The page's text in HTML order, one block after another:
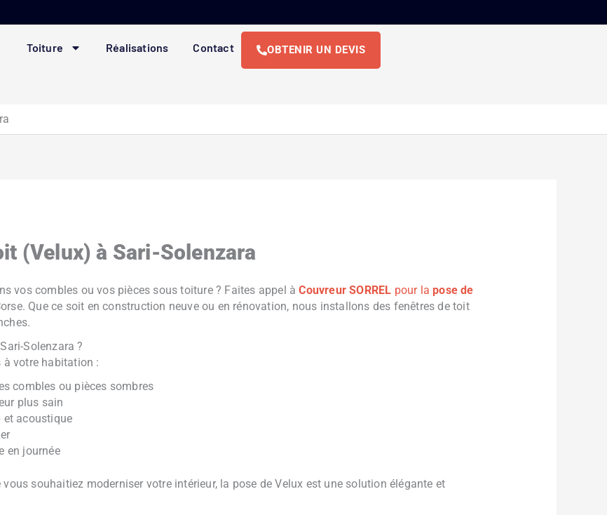
Toiture Réalisations Contact OBTENIR UN DEVIS
(Velux) à Sari-Solenzara
vos combles ou vos pièces sous toiture ? Faites appel àCouvreur SORREL pour lapose de
Que ce soit en construction neuve ou en rénovation, nous installons des fenêtres de toit
Solenzara ?
votre habitation :
combles ou pièces sombres
plus sain
et acoustique
en journée
souhaitiez moderniser votre intérieur, la pose de Velux est une solution élégante et